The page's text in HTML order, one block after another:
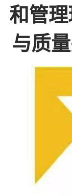
和管
与质